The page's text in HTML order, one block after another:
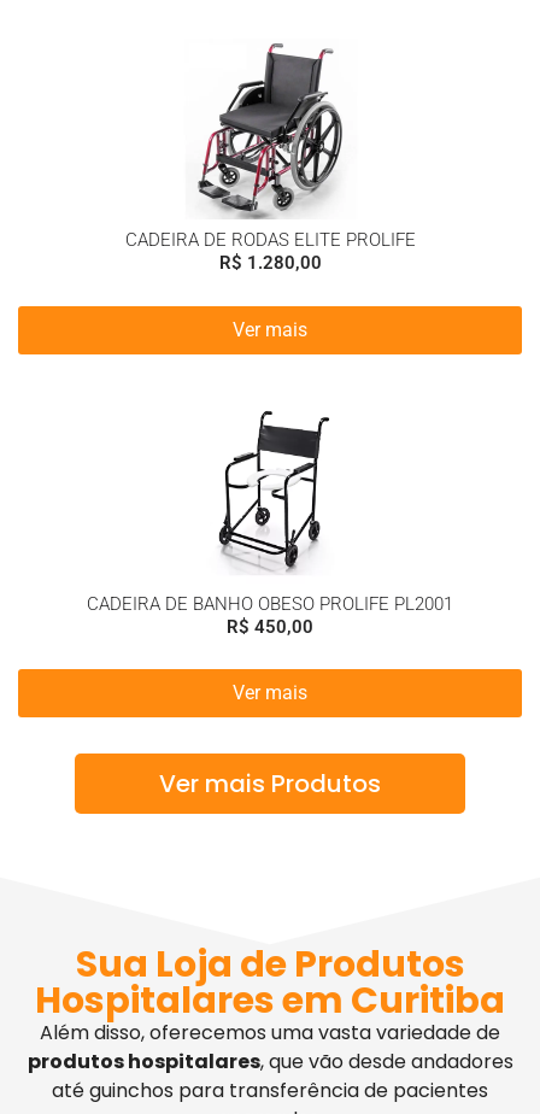
CADEIRA DE RODAS ELITE PROLIFE
R$ 1.280,00
Ver mais
CADEIRA DE BANHO OBESO PROLIFE PL2001
R$ 450,00
Ver mais
Ver mais Produtos
Sua Loja de Produtos
Hospitalares em Curitiba
Além disso, oferecemos uma vasta variedade de
produtos hospitalares, que vão desde andadores
até guinchos para transferência de pacientes